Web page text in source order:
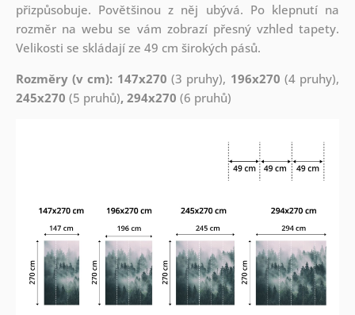
přizpůsobuje. Povětšinou z něj ubývá. Po klepnutí na
rozměr na webu se vám zobrazí přesný vzhled tapety.
Velikosti se skládají ze 49 cm širokých pásů.
Rozměry (v cm): 147x270 (3 pruhy), 196x270 (4 pruhy),
245x270 (5 pruhů), 294x270 (6 pruhů)